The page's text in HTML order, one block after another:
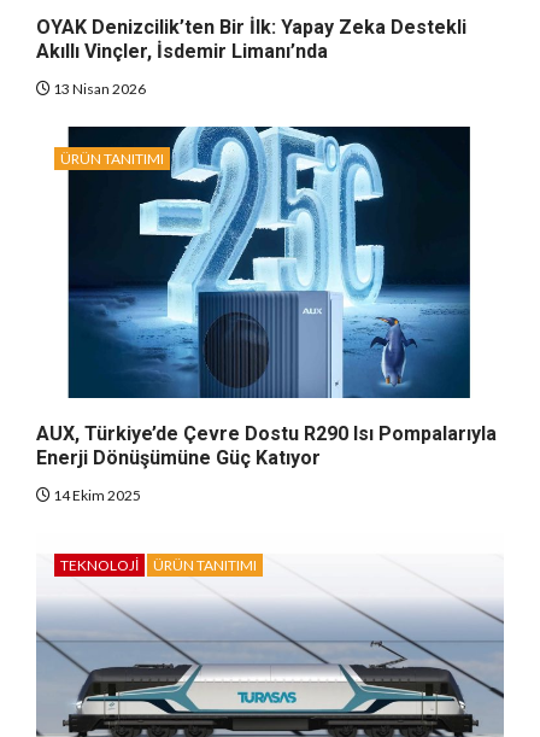
OYAK Denizcilik’ten Bir İlk: Yapay Zeka Destekli
Akıllı Vinçler, İsdemir Limanı’nda
13 Nisan 2026
ÜRÜN TANITIMI
AUX, Türkiye’de Çevre Dostu R290 Isı Pompalarıyla
Enerji Dönüşümüne Güç Katıyor
14 Ekim 2025
TEKNOLOJI ÜRÜN TANITIMI